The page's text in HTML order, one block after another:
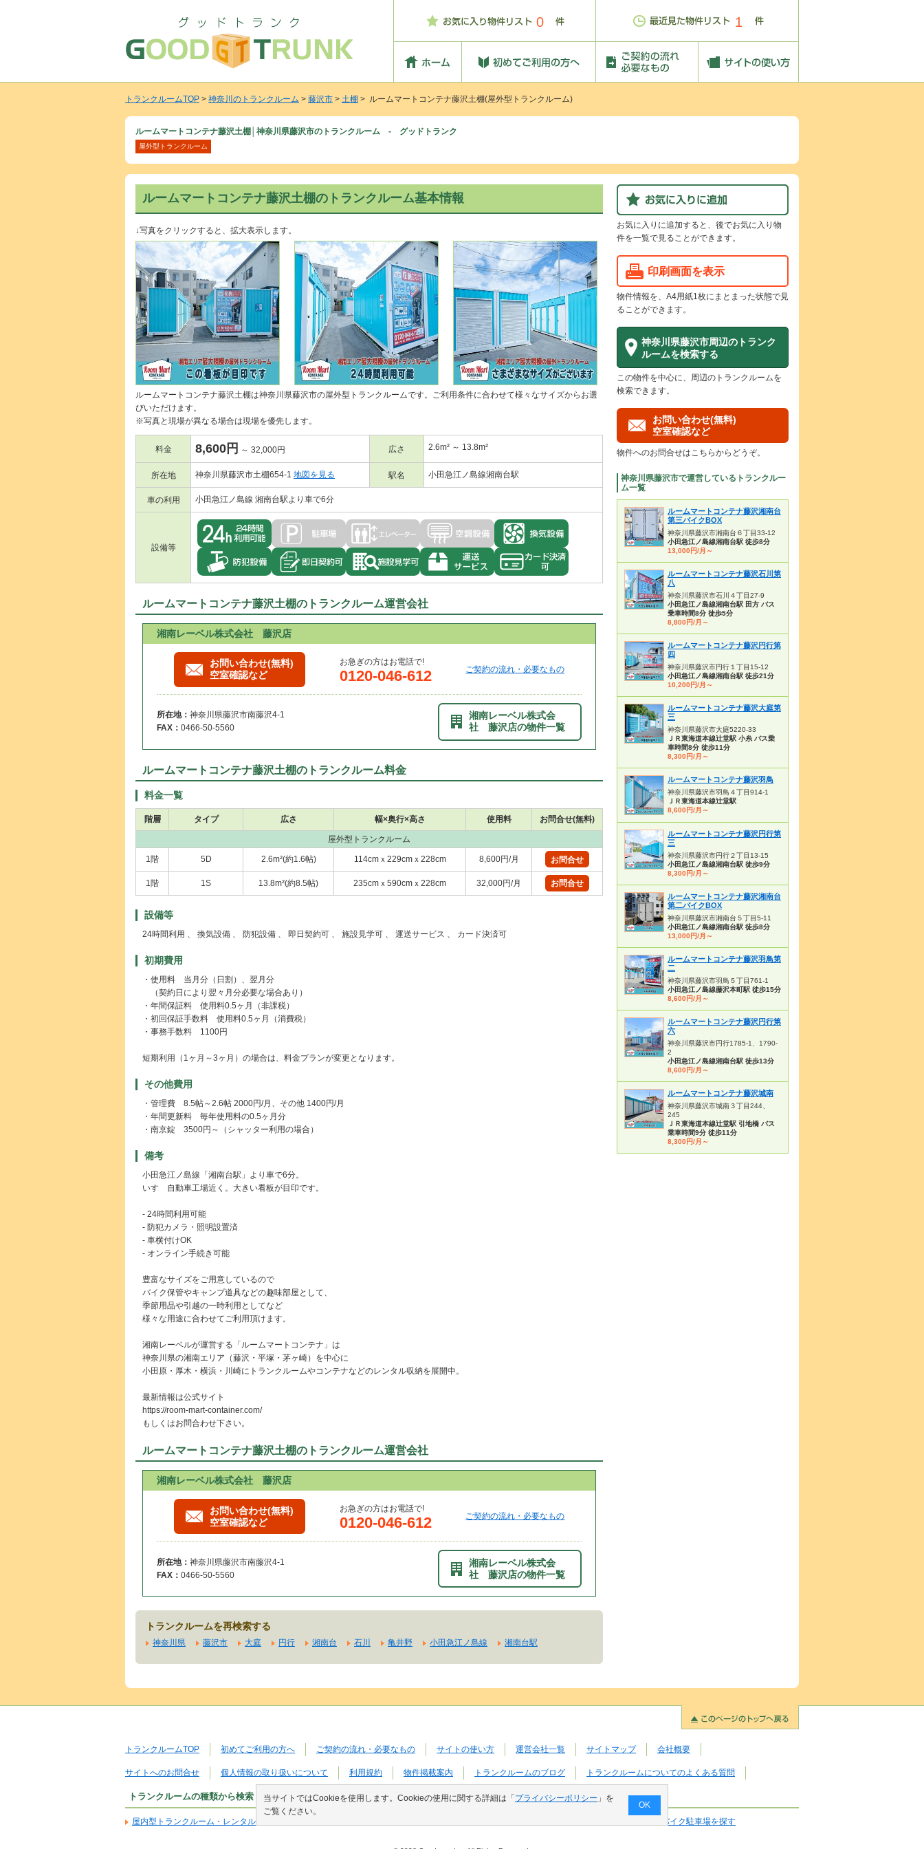
0 1
トランクルームTOP > 神奈川のトランクルーム > 藤沢市 > 土棚 > ルームマートコンテナ藤沢土棚(屋外型トランクルーム)
ルームマートコンテナ藤沢土棚│神奈川県藤沢市のトランクルーム - グッドトランク
屋外型トランクルーム
ルームマートコンテナ藤沢土棚のトランクルーム基本情報
↓写真をクリックすると、拡大表示します。
ルームマートコンテナ藤沢土棚は神奈川県藤沢市の屋外型トランクルームです。ご利用条件に合わせて様々なサイズからお選
びいただけます。
※写真と現場が異なる場合は現場を優先します。
料金 8,600円 ～ 32,000円 広さ 2.6m² ～ 13.8m²
所在地 神奈川県藤沢市土棚654-1 地図を見る 駅名 小田急江ノ島線湘南台駅
車の利用 小田急江ノ島線 湘南台駅より車で6分
設備等
ルームマートコンテナ藤沢土棚のトランクルーム運営会社
湘南レーベル株式会社 藤沢店
お問い合わせ(無料)
空室確認など
お急ぎの方はお電話で!
0120-046-612 ご契約の流れ・必要なもの
所在地： 神奈川県藤沢市南藤沢4-1
FAX： 0466-50-5560
湘南レーベル株式会
社 藤沢店の物件一覧
ルームマートコンテナ藤沢土棚のトランクルーム料金
料金一覧
階層 タイプ 広さ 幅×奥行×高さ 使用料 お問合せ(無料)
屋外型トランクルーム
1階 5D 2.6m²(約1.6帖) 114cmｘ229cmｘ228cm 8,600円/月 お問合せ
1階 1S 13.8m²(約8.5帖) 235cmｘ590cmｘ228cm 32,000円/月 お問合せ
設備等
24時間利用 、 換気設備 、 防犯設備 、 即日契約可 、 施設見学可 、 運送サービス 、 カード決済可
初期費用
・使用料 当月分（日割）、翌月分
（契約日により翌々月分必要な場合あり）
・年間保証料 使用料0.5ヶ月（非課税）
・初回保証手数料 使用料0.5ヶ月（消費税）
・事務手数料 1100円
短期利用（1ヶ月～3ヶ月）の場合は、料金プランが変更となります。
その他費用
・管理費 8.5帖～2.6帖 2000円/月、その他 1400円/月
・年間更新料 毎年使用料の0.5ヶ月分
・南京錠 3500円～（シャッター利用の場合）
備考
小田急江ノ島線「湘南台駅」より車で6分。
いすゞ自動車工場近く。大きい看板が目印です。
- 24時間利用可能
- 防犯カメラ・照明設置済
- 車横付けOK
- オンライン手続き可能
豊富なサイズをご用意しているので
バイク保管やキャンプ道具などの趣味部屋として、
季節用品や引越の一時利用としてなど
様々な用途に合わせてご利用頂けます。
湘南レーベルが運営する「ルームマートコンテナ」は
神奈川県の湘南エリア（藤沢・平塚・茅ヶ崎）を中心に
小田原・厚木・横浜・川崎にトランクルームやコンテナなどのレンタル収納を展開中。
最新情報は公式サイト
https://room-mart-container.com/
もしくはお問合わせ下さい。
ルームマートコンテナ藤沢土棚のトランクルーム運営会社
湘南レーベル株式会社 藤沢店
お問い合わせ(無料)
空室確認など
お急ぎの方はお電話で!
0120-046-612 ご契約の流れ・必要なもの
所在地： 神奈川県藤沢市南藤沢4-1
FAX： 0466-50-5560
湘南レーベル株式会
社 藤沢店の物件一覧
トランクルームを再検索する
神奈川県 藤沢市 大庭 円行 湘南台 石川 亀井野 小田急江ノ島線 湘南台駅
お気に入りに追加すると、後でお気に入り物
件を一覧で見ることができます。
印刷画面を表示
物件情報を、A4用紙1枚にまとまった状態で見
ることができます。
神奈川県藤沢市周辺のトランク
ルームを検索する
この物件を中心に、周辺のトランクルームを
検索できます。
お問い合わせ(無料)
空室確認など
物件へのお問合せはこちらからどうぞ。
神奈川県藤沢市で運営しているトランクルー
ム一覧
ルームマートコンテナ藤沢湘南台
第三バイクBOX
神奈川県藤沢市湘南台６丁目33-12
小田急江ノ島線湘南台駅 徒歩8分
13,000円/月～
ルームマートコンテナ藤沢石川第
八
神奈川県藤沢市石川４丁目27-9
小田急江ノ島線湘南台駅 田方 バス
乗車時間8分 徒歩5分
8,800円/月～
ルームマートコンテナ藤沢円行第
四
神奈川県藤沢市円行１丁目15-12
小田急江ノ島線湘南台駅 徒歩21分
10,200円/月～
ルームマートコンテナ藤沢大庭第
三
神奈川県藤沢市大庭5220-33
ＪＲ東海道本線辻堂駅 小糸 バス乗
車時間8分 徒歩11分
8,300円/月～
ルームマートコンテナ藤沢羽鳥
神奈川県藤沢市羽鳥４丁目914-1
ＪＲ東海道本線辻堂駅
8,600円/月～
ルームマートコンテナ藤沢円行第
三
神奈川県藤沢市円行２丁目13-15
小田急江ノ島線湘南台駅 徒歩9分
8,300円/月～
ルームマートコンテナ藤沢湘南台
第二バイクBOX
神奈川県藤沢市湘南台５丁目5-11
小田急江ノ島線湘南台駅 徒歩8分
13,000円/月～
ルームマートコンテナ藤沢羽鳥第
二
神奈川県藤沢市羽鳥５丁目761-1
小田急江ノ島線藤沢本町駅 徒歩15分
8,600円/月～
ルームマートコンテナ藤沢円行第
六
神奈川県藤沢市円行1785-1、1790-
2
小田急江ノ島線湘南台駅 徒歩13分
8,600円/月～
ルームマートコンテナ藤沢城南
神奈川県藤沢市城南３丁目244、
245
ＪＲ東海道本線辻堂駅 引地橋 バス
乗車時間9分 徒歩11分
8,300円/月～
トランクルームTOP 初めてご利用の方へ ご契約の流れ・必要なもの サイトの使い方 運営会社一覧 サイトマップ 会社概要
サイトへのお問合せ 個人情報の取り扱いについて 利用規約 物件掲載案内 トランクルームのブログ トランクルームについてのよくある質問
トランクルームの種類から検索
屋内型トランクルーム・レンタル倉庫を探す バイクコンテナ・バイクガレージ・月極バイク駐車場を探す
当サイトではCookieを使用します。Cookieの使用に関する詳細は「 プライバシーポリシー 」を
ご覧ください。
OK